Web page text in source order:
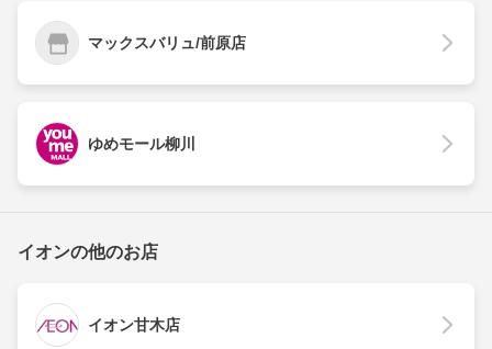
マックスバリュ/前原店
ゆめモール柳川
イオンの他のお店
イオン甘木店